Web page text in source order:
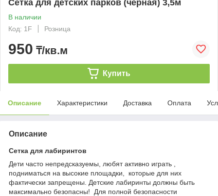
Сетка для детских парков (черная) 3,5м
В наличии
Код: 1F
Розница
950 ₸/кв.м
Купить
Описание Характеристики Доставка Оплата
Описание
Сетка для лабиринтов
Дети часто непредсказуемы, любят активно играть ,
подниматься на высокие площадки, которые для них
фактически запрещены. Детские лабиринты должны быть
максимально безопасны! Для полной безопасности